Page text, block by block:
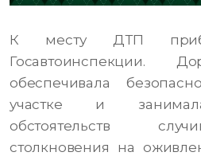
К месту ДТП
Госавтоинспекции.
обеспечивала
участке и
обстоятельств
столкновения на